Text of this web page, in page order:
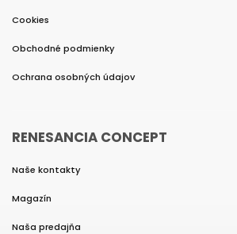
Cookies
Obchodné podmienky
Ochrana osobných údajov
RENESANCIA CONCEPT
Naše kontakty
Magazín
Naša predajňa